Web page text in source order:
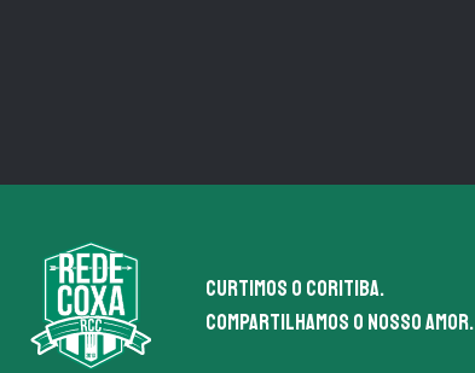
Curtimos o coritiba.
Compartilhamos o nosso amor.